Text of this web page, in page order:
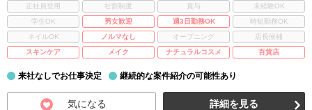
正社員登用 社割制度 賞与
未経験OK
学生OK
男女歓迎 週3日勤務OK
時短勤務OK
ネイルOK
ノルマなし オープニング
店長候補
スキンケア
メイク ナチュラルコスメ 百貨店
来社なしでお仕事決定 継続的な案件紹介の可能性あり
気になる 詳細を見る